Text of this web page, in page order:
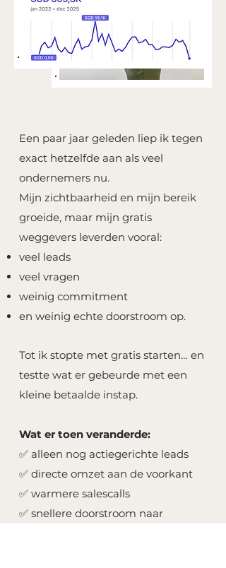
Een paar jaar geleden liep ik tegen
exact hetzelfde aan als veel
ondernemers nu.
Mijn zichtbaarheid en mijn bereik
groeide, maar mijn gratis
weggevers leverden vooral:
veel leads
veel vragen
weinig commitment
en weinig echte doorstroom op.
Tot ik stopte met gratis starten… en
testte wat er gebeurde met een
kleine betaalde instap.
Wat er toen veranderde:
✅ alleen nog actiegerichte leads
✅ directe omzet aan de voorkant
✅ warmere salescalls
✅ snellere doorstroom naar